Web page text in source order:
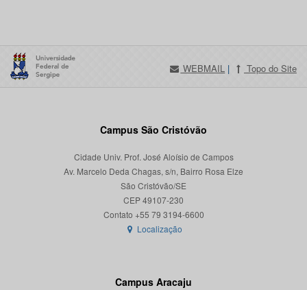
WEBMAIL | Topo do Site
Campus São Cristóvão
Cidade Univ. Prof. José Aloísio de Campos
Av. Marcelo Deda Chagas, s/n, Bairro Rosa Elze
São Cristóvão/SE
CEP 49107-230
Localização
Campus Aracaju